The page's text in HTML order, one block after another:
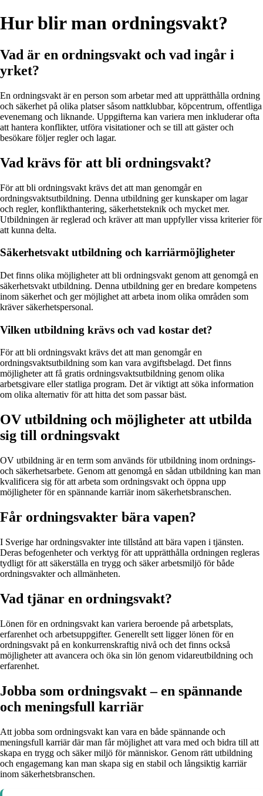
Hur blir man ordningsvakt?
Vad är en ordningsvakt och vad ingår i
yrket?
En ordningsvakt är en person som arbetar med att upprätthålla ordning
och säkerhet på olika platser såsom nattklubbar, köpcentrum, offentliga
evenemang och liknande. Uppgifterna kan variera men inkluderar ofta
att hantera konflikter, utföra visitationer och se till att gäster och
besökare följer regler och lagar.
Vad krävs för att bli ordningsvakt?
För att bli ordningsvakt krävs det att man genomgår en
ordningsvaktsutbildning. Denna utbildning ger kunskaper om lagar
och regler, konflikthantering, säkerhetsteknik och mycket mer.
Utbildningen är reglerad och kräver att man uppfyller vissa kriterier för
att kunna delta.
Säkerhetsvakt utbildning och karriärmöjligheter
Det finns olika möjligheter att bli ordningsvakt genom att genomgå en
säkerhetsvakt utbildning. Denna utbildning ger en bredare kompetens
inom säkerhet och ger möjlighet att arbeta inom olika områden som
kräver säkerhetspersonal.
Vilken utbildning krävs och vad kostar det?
För att bli ordningsvakt krävs det att man genomgår en
ordningsvaktsutbildning som kan vara avgiftsbelagd. Det finns
möjligheter att få gratis ordningsvaktsutbildning genom olika
arbetsgivare eller statliga program. Det är viktigt att söka information
om olika alternativ för att hitta det som passar bäst.
OV utbildning och möjligheter att utbilda
sig till ordningsvakt
OV utbildning är en term som används för utbildning inom ordnings-
och säkerhetsarbete. Genom att genomgå en sådan utbildning kan man
kvalificera sig för att arbeta som ordningsvakt och öppna upp
möjligheter för en spännande karriär inom säkerhetsbranschen.
Får ordningsvakter bära vapen?
I Sverige har ordningsvakter inte tillstånd att bära vapen i tjänsten.
Deras befogenheter och verktyg för att upprätthålla ordningen regleras
tydligt för att säkerställa en trygg och säker arbetsmiljö för både
ordningsvakter och allmänheten.
Vad tjänar en ordningsvakt?
Lönen för en ordningsvakt kan variera beroende på arbetsplats,
erfarenhet och arbetsuppgifter. Generellt sett ligger lönen för en
ordningsvakt på en konkurrenskraftig nivå och det finns också
möjligheter att avancera och öka sin lön genom vidareutbildning och
erfarenhet.
Jobba som ordningsvakt – en spännande
och meningsfull karriär
Att jobba som ordningsvakt kan vara en både spännande och
meningsfull karriär där man får möjlighet att vara med och bidra till att
skapa en trygg och säker miljö för människor. Genom rätt utbildning
och engagemang kan man skapa sig en stabil och långsiktig karriär
inom säkerhetsbranschen.